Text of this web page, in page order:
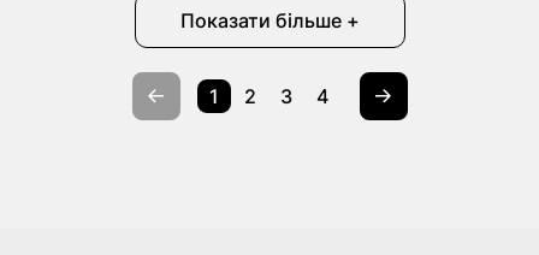
Показати більше +
1 2 3 4